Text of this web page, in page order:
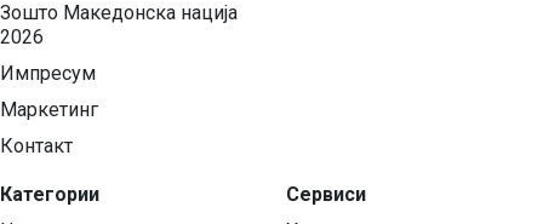
Зошто Македонска нација
2026
Импресум
Маркетинг
Контакт
Категории
Сервиси